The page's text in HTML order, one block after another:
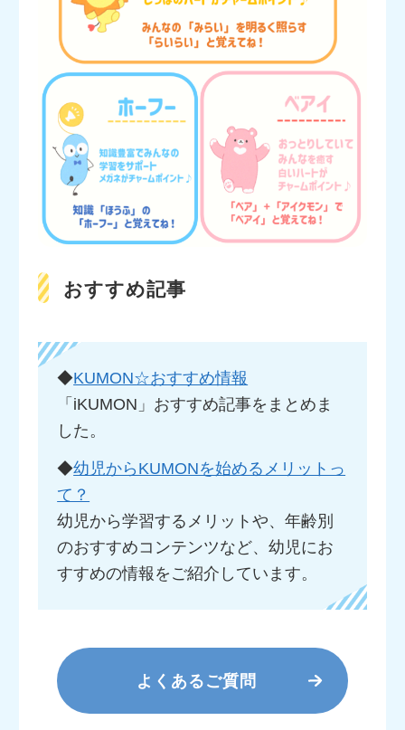
おすすめ記事
◆KUMON☆おすすめ情報
「iKUMON」おすすめ記事をまとめま
した。
◆幼児からKUMONを始めるメリットっ
て？
幼児から学習するメリットや、年齢別
のおすすめコンテンツなど、幼児にお
すすめの情報をご紹介しています。
よくあるご質問